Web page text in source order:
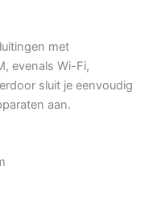
met
evenals Wi-Fi,
sluit je eenvoudig
aan.